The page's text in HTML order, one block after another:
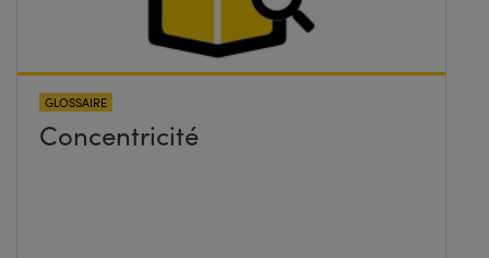
GLOSSAIRE
Concentricité